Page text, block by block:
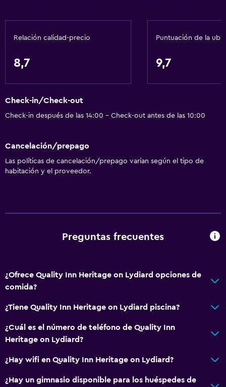
Relación calidad-precio
8,7
Puntuación de la
9,7
Check-in/Check-out
Check-in después de las 14:00 - Check-out antes de las 10:00
Cancelación/prepago
Las políticas de cancelación/prepago varían según el tipo de
habitación y el proveedor.
Preguntas frecuentes
¿Ofrece Quality Inn Heritage on Lydiard opciones de
comida?
¿Tiene Quality Inn Heritage on Lydiard piscina?
¿Cuál es el número de teléfono de Quality Inn
Heritage on Lydiard?
¿Hay wifi en Quality Inn Heritage on Lydiard?
¿Hay un gimnasio disponible para los huéspedes de